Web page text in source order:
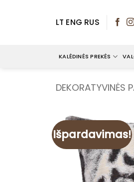
LT ENG RUS
KALĖDINĖS PREKĖS
DEKORATYVINĖS
Išpardavimas!